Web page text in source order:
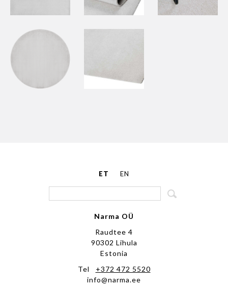
ET EN
Narma OÜ
Raudtee 4
90302 Lihula
Estonia
Tel +372 472 5520
info@narma.ee